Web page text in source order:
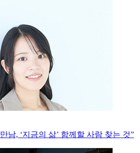
남, ‘지금의 삶’ 함께할 사람 찾는 것”